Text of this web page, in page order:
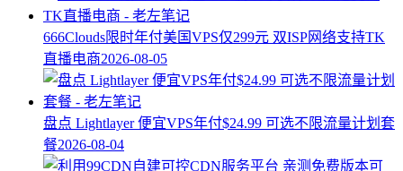
666Clouds限时年付美国VPS仅299元 双ISP网络支持TK
直播电商2026-08-05
盘点 Lightlayer 便宜VPS年付$24.99 可选不限流量计划套
餐2026-08-04